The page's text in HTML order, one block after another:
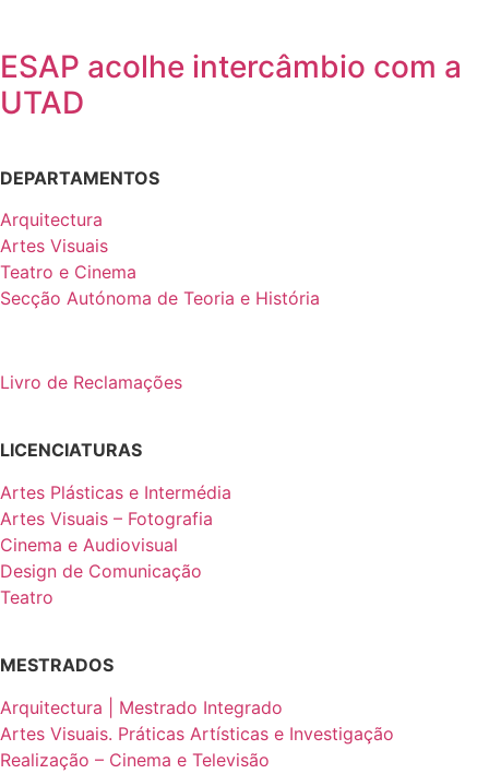
ESAP acolhe intercâmbio com a
UTAD
DEPARTAMENTOS
Arquitectura
Artes Visuais
Teatro e Cinema
Secção Autónoma de Teoria e História
Livro de Reclamações
LICENCIATURAS
Artes Plásticas e Intermédia
Artes Visuais – Fotografia
Cinema e Audiovisual
Design de Comunicação
Teatro
MESTRADOS
Arquitectura | Mestrado Integrado
Artes Visuais. Práticas Artísticas e Investigação
Realização – Cinema e Televisão